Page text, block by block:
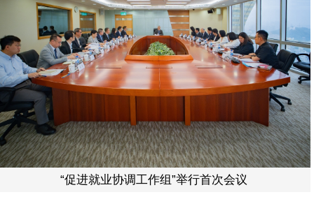
“促进就业协调工作组”举行首次会议